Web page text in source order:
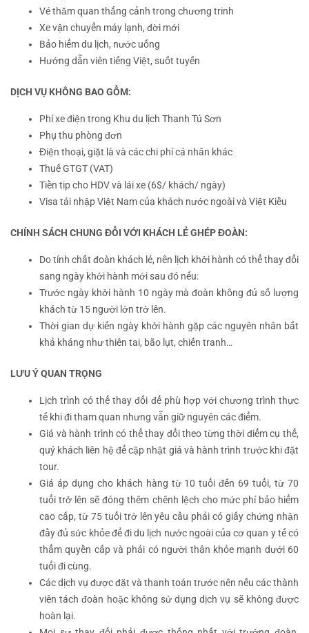
Vé thăm quan thắng cảnh trong chương trinh
Xe vận chuyển máy lạnh, đời mới
Bảo hiểm du lịch, nước uống
Hướng dẫn viên tiếng Việt, suốt tuyến
DỊCH VỤ KHÔNG BAO GỒM:
Phí xe điện trong Khu du lịch Thanh Tú Sơn
Phụ thu phòng đơn
Điện thoại, giặt là và các chi phí cá nhân khác
Thuế GTGT (VAT)
Tiền tip cho HDV và lái xe (6$/ khách/ ngày)
Visa tái nhập Việt Nam của khách nước ngoài và Việt Kiều
CHÍNH SÁCH CHUNG ĐỐI VỚI KHÁCH LẺ GHÉP ĐOÀN:
Do tính chất đoàn khách lẻ, nên lịch khởi hành có thể thay đổi
sang ngày khởi hành mới sau đó nếu:
Trước ngày khởi hành 10 ngày mà đoàn không đủ số lượng
khách từ 15 người lớn trở lên.
Thời gian dự kiến ngày khởi hành gặp các nguyên nhân bất
khả kháng như thiên tai, bão lụt, chiến tranh…
LƯU Ý QUAN TRỌNG
Lịch trình có thể thay đổi để phù hợp với chương trình thực
tế khi đi tham quan nhưng vẫn giữ nguyên các điểm.
Giá và hành trình có thể thay đổi theo từng thời điểm cụ thể,
quý khách liên hệ để cập nhật giá và hành trình trước khi đặt
tour.
Giá áp dụng cho khách hàng từ 10 tuổi đến 69 tuổi, từ 70
tuổi trở lên sẽ đóng thêm chênh lệch cho mức phí bảo hiểm
cao cấp, từ 75 tuổi trở lên yêu cầu phải có giấy chứng nhận
đầy đủ sức khỏe để đi du lịch nước ngoài của cơ quan y tế có
thẩm quyền cấp và phải có người thân khỏe mạnh dưới 60
tuổi đi cùng.
Các dịch vụ được đặt và thanh toán trước nên nếu các thành
viên tách đoàn hoặc không sử dụng dịch vụ sẽ không được
hoàn lại.